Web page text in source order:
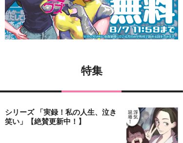
特集
シリーズ 「実録！私の人生、泣き
笑い」【絶賛更新中！】